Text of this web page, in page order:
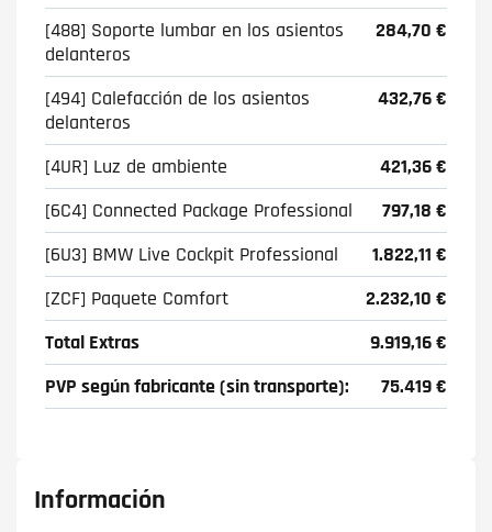
[488] Soporte lumbar en los asientos
delanteros
284,70 €
[494] Calefacción de los asientos
delanteros
432,76 €
[4UR] Luz de ambiente
421,36 €
[6C4] Connected Package Professional
797,18 €
[6U3] BMW Live Cockpit Professional
1.822,11 €
[ZCF] Paquete Comfort
2.232,10 €
Total Extras
9.919,16 €
PVP según fabricante (sin transporte):
75.419 €
Información